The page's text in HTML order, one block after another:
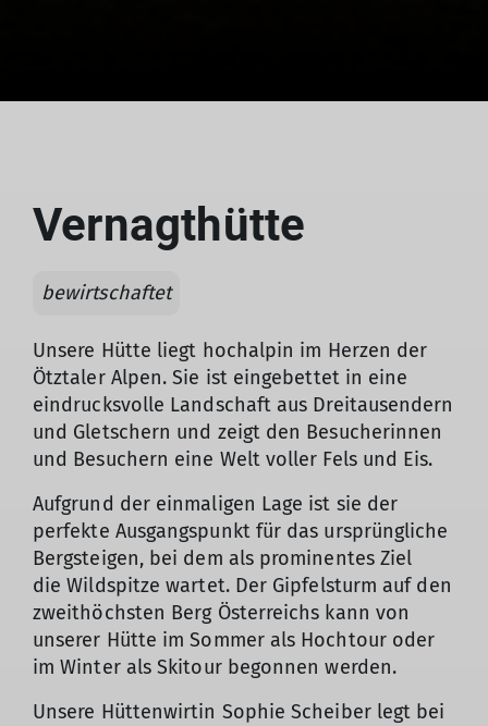
Vernagthütte
bewirtschaftet
Unsere Hütte liegt hochalpin im Herzen der
Ötztaler Alpen. Sie ist eingebettet in eine
eindrucksvolle Landschaft aus Dreitausendern
und Gletschern und zeigt den Besucherinnen
und Besuchern eine Welt voller Fels und Eis.
Aufgrund der einmaligen Lage ist sie der
perfekte Ausgangspunkt für das ursprüngliche
Bergsteigen, bei dem als prominentes Ziel
die Wildspitze wartet. Der Gipfelsturm auf den
zweithöchsten Berg Österreichs kann von
unserer Hütte im Sommer als Hochtour oder
im Winter als Skitour begonnen werden.
Unsere Hüttenwirtin Sophie Scheiber legt bei